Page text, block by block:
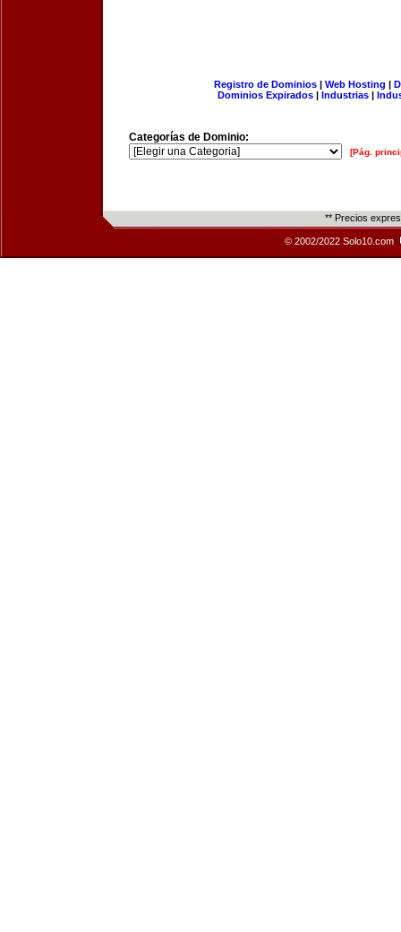
Registro de Dominios| Web Hosting |
Dominios Expirados | Industrias |
Categorías de Dominio:
[Pág.
** Precios
© 2002/2022 Solo10.com